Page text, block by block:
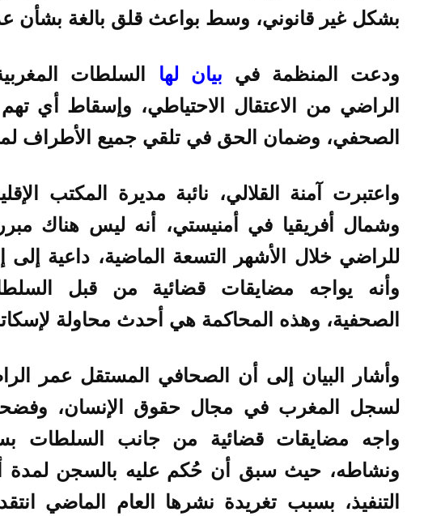
بشكل غير قانوني، وسط بواعث قلق بالغة بشأن
ودعت المنظمة في بيان لها السلطات
الراضي من الاعتقال الاحتياطي، وإسقاط أي
الصحفي، وضمان الحق في تلقي جميع الأطراف
واعتبرت آمنة القلالي، نائبة مديرة المكتب
وشمال أفريقيا في أمنيستي، أنه ليس هناك مبرر
للراضي خلال الأشهر التسعة الماضية، داعية
وأنه يواجه مضايقات قضائية من قبل
الصحفية، وهذه المحاكمة هي أحدث محاولة
وأشار البيان إلى أن الصحافي المستقل عمر
لسجل المغرب في مجال حقوق الإنسان، وفضحه
واجه مضايقات قضائية من جانب السلطات
ونشاطه، حيث سبق أن حُكم عليه بالسجن لمدة
التنفيذ، بسبب تغريدة نشرها العام الماضي